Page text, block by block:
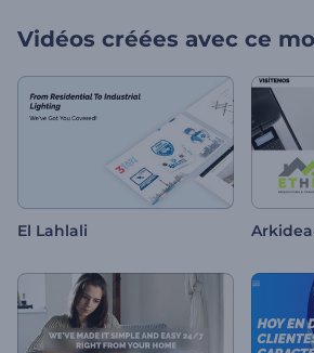
Vidéos créées avec ce
El Lahlali